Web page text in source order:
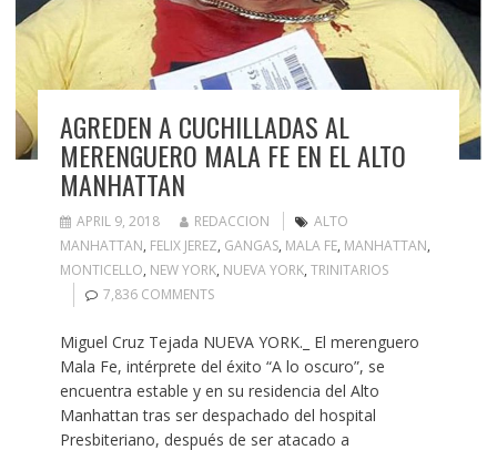
AGREDEN A CUCHILLADAS AL
MERENGUERO MALA FE EN EL ALTO
MANHATTAN
APRIL 9, 2018 REDACCION
ALTO
MANHATTAN, FELIX JEREZ, GANGAS, MALA FE, MANHATTAN,
MONTICELLO, NEW YORK, NUEVA YORK, TRINITARIOS
7,836 COMMENTS
Miguel Cruz Tejada NUEVA YORK._ El merenguero
Mala Fe, intérprete del éxito “A lo oscuro”, se
encuentra estable y en su residencia del Alto
Manhattan tras ser despachado del hospital
Presbiteriano, después de ser atacado a